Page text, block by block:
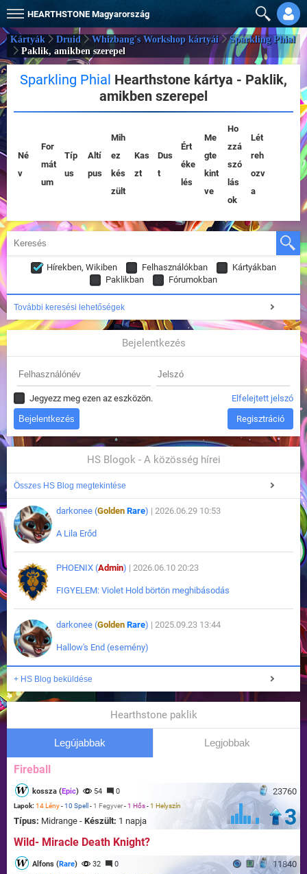
HEARTHSTONE Magyarország
Kártyák Druid Whizbang's Workshop kártyái
Sparkling Phial
Paklik, amikben szerepel
Sparkling Phial Hearthstone kártya - Paklik,
amikben szerepel
Né
v
For
mát
um
Típ
us
Altí
pus
Mih
ez
kés
zült
Kas
zt
Dus
t
Ért
éke
lés
Me
gte
kint
ve
Ho
zzá
szó
lás
ok
Lét
reh
ozv
a
Hírekben, Wikiben Felhasználókban
Kártyákban
Paklikban
Fórumokban
További keresési lehetőségek
Bejelentkezés
Jegyezz meg ezen az eszközön. Elfelejtett jelszó
Regisztráció
HS Blogok - A közösség hírei
Összes HS Blog megtekintése
darkonee (Golden Rare) | 2026.06.29 10:53
A Lila Erőd
PHOENIX (Admin) | 2026.06.10 20:23
FIGYELEM: Violet Hold börtön meghibásodás
darkonee (Golden Rare) | 2025.09.23 13:44
Hallow's End (esemény)
+ HS Blog beküldése
Hearthstone paklik
Legújabbak Legjobbak
Fireball
23760
kossza (Epic) 54 0
Lapok: 14 Lény-10 Spell - 1 Fegyver-1 Hős-1 Helyszín
Típus: Midrange - Készült: 1 napja 3
Wild- Miracle Death Knight?
11840
Alfons (Rare) 32 0